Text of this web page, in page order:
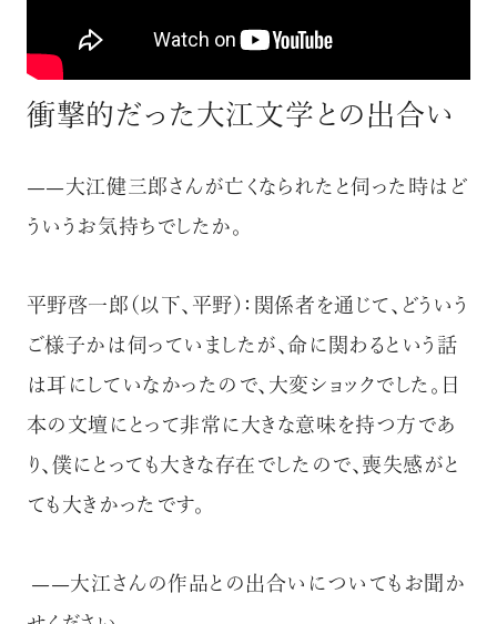
衝撃的だった大江文学との出合い
——大江健三郎さんが亡くなられたと伺った時はど
ういうお気持ちでしたか。
平野啓一郎（以下、平野）：関係者を通じて、どういう
ご様子かは伺っていましたが、命に関わるという話
は耳にしていなかったので、大変ショックでした。日
本の文壇にとって非常に大きな意味を持つ方であ
り、僕にとっても大きな存在でしたので、喪失感がと
ても大きかったです。
——大江さんの作品との出合いについてもお聞か